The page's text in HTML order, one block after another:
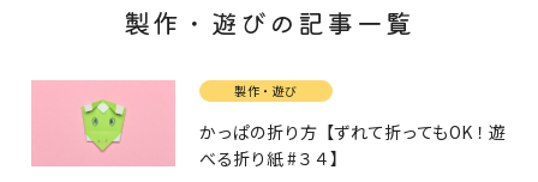
製作・遊びの記事一覧
製作・遊び
かっぱの折り方【ずれて折ってもOK！遊
べる折り紙 #３４】